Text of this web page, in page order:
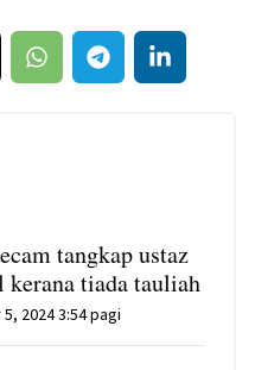
tangkap ustaz
kerana tiada tauliah
2024 3:54 pagi